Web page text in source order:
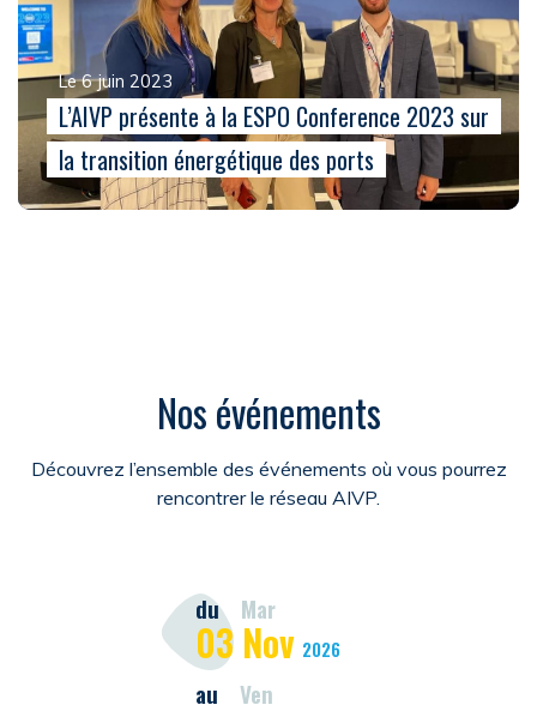
Le 6 juin 2023
L’AIVP présente à la ESPO Conference 2023 sur
la transition énergétique des ports
Nos événements
Découvrez l’ensemble des événements où vous pourrez
rencontrer le réseau AIVP.
du Mar
03 Nov 2026
au Ven